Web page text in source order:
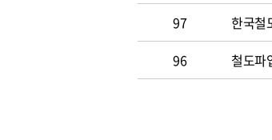
97 한국철
96
철도파